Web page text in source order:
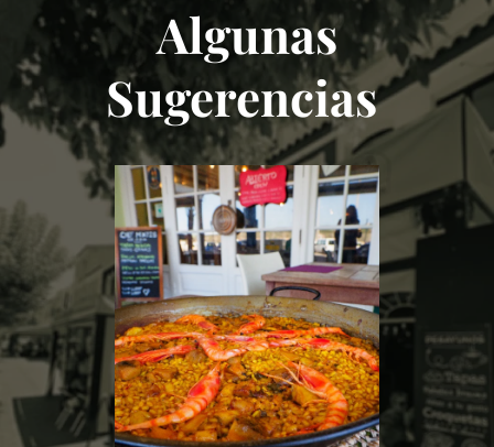
Algunas
Sugerencias